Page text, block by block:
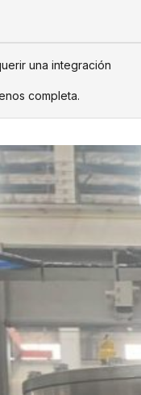
una integración
completa.